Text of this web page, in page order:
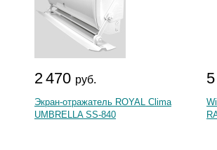
2 470 руб.
Экран-отражатель ROYAL Clima
UMBRELLA SS-840